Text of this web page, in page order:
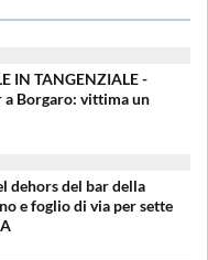
IN TANGENZIALE -
Borgaro: vittima un
dehors del bar della
e foglio di via per sette